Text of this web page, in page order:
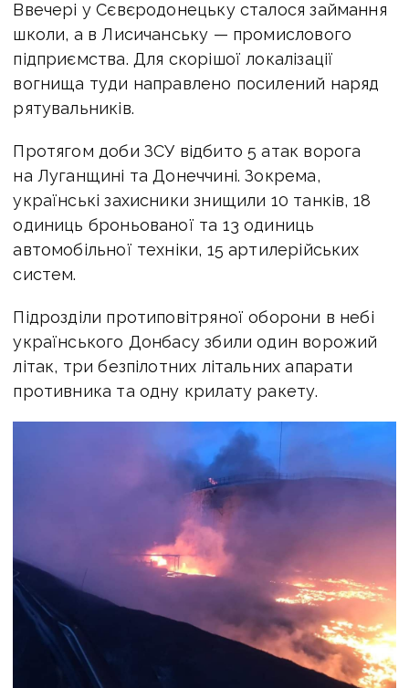
Ввечері у Сєвєродонецьку сталося займання
школи, а в Лисичанську — промислового
підприємства. Для скорішої локалізації
вогнища туди направлено посилений наряд
рятувальників.
Протягом доби ЗСУ відбито 5 атак ворога
на Луганщині та Донеччині. Зокрема,
українські захисники знищили 10 танків, 18
одиниць броньованої та 13 одиниць
автомобільної техніки, 15 артилерійських
систем.
Підрозділи протиповітряної оборони в небі
українського Донбасу збили один ворожий
літак, три безпілотних літальних апарати
противника та одну крилату ракету.